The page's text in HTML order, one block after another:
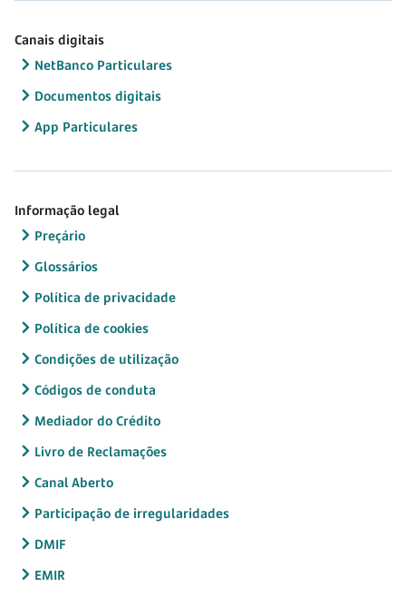
Canais digitais
NetBanco Particulares
Documentos digitais
App Particulares
Informação legal
Preçário
Glossários
Política de privacidade
Política de cookies
Condições de utilização
Códigos de conduta
Mediador do Crédito
Livro de Reclamações
Canal Aberto
Participação de irregularidades
DMIF
EMIR